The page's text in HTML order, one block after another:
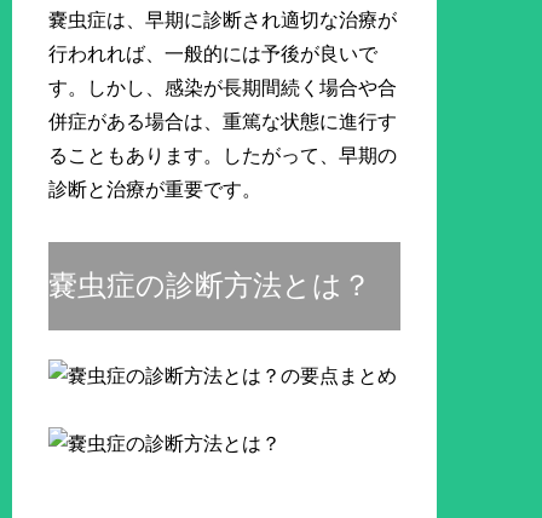
嚢虫症は、早期に診断され適切な治療が
行われれば、一般的には予後が良いで
す。しかし、感染が長期間続く場合や合
併症がある場合は、重篤な状態に進行す
ることもあります。したがって、早期の
診断と治療が重要です。
嚢虫症の診断方法とは？